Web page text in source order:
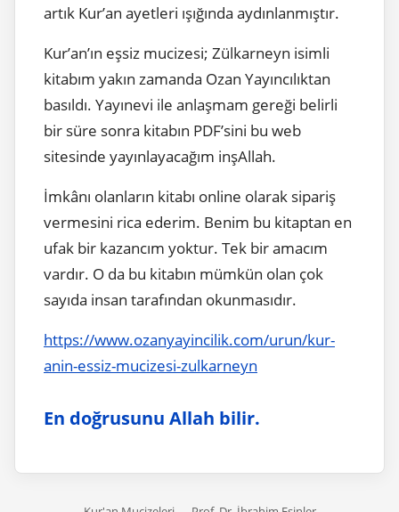
artık Kur’an ayetleri ışığında aydınlanmıştır.
Kur’an’ın eşsiz mucizesi; Zülkarneyn isimli
kitabım yakın zamanda Ozan Yayıncılıktan
basıldı. Yayınevi ile anlaşmam gereği belirli
bir süre sonra kitabın PDF’sini bu web
sitesinde yayınlayacağım inşAllah.
İmkânı olanların kitabı online olarak sipariş
vermesini rica ederim. Benim bu kitaptan en
ufak bir kazancım yoktur. Tek bir amacım
vardır. O da bu kitabın mümkün olan çok
sayıda insan tarafından okunmasıdır.
https://www.ozanyayincilik.com/urun/kur-
anin-essiz-mucizesi-zulkarneyn
En doğrusunu Allah bilir.